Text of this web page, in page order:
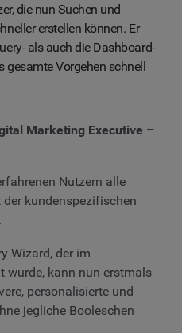
die nun Suchen und
erstellen können. Er
als auch die Dashboard-
gesamte Vorgehen schnell
Marketing Executive –
Nutzern alle
kundenspezifischen
Wizard, der im
wurde, kann nun erstmals
personalisierte und
jegliche Booleschen